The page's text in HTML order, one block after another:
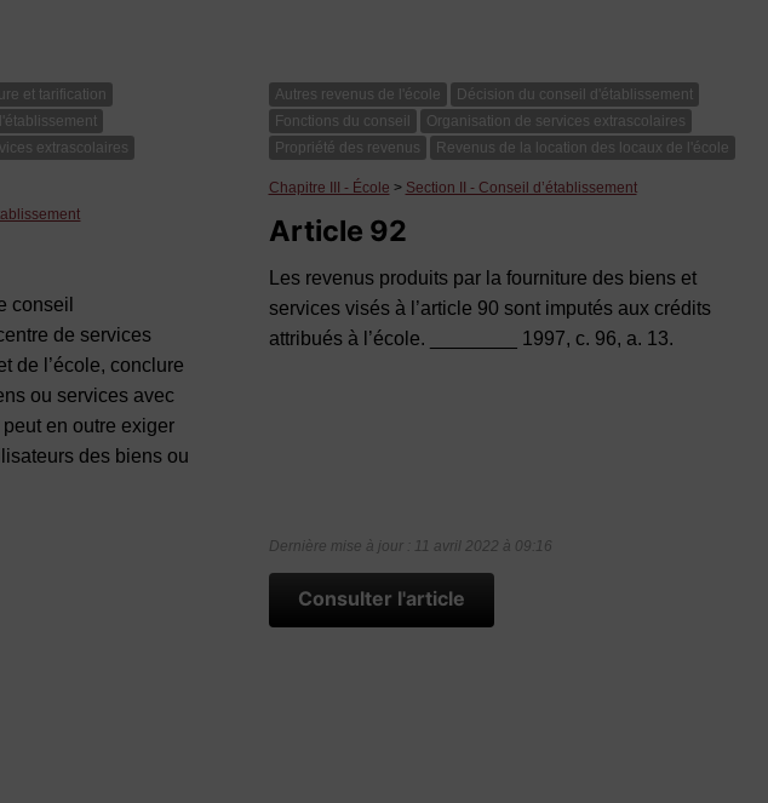
et tarification
extrascolaires
conseil
de services
de l’école, conclure
ou services avec
en outre exiger
des biens ou
Autres revenus de l'école
Décision du conseil d'établissement
Fonctions du conseil
Organisation de services extrascolaires
Propriété des revenus
Revenus de la location des locaux de l'école
Chapitre III - École > Section II - Conseil d’établissement
Article 92
Les revenus produits par la fourniture des biens et
services visés à l’article 90 sont imputés aux crédits
attribués à l’école. ________ 1997, c. 96, a. 13.
Dernière mise à jour : 11 avril 2022 à 09:16
Consulter l'article